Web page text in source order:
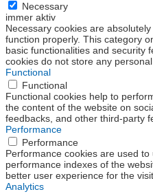
Necessary
immer aktiv
Necessary cookies are
function properly. This category
basic functionalities and security
cookies do not store any
Functional
Functional
Functional cookies help to
the content of the website on
feedbacks, and other third-party
Performance
Performance
Performance cookies are used
performance indexes of the
better user experience for the
Analytics